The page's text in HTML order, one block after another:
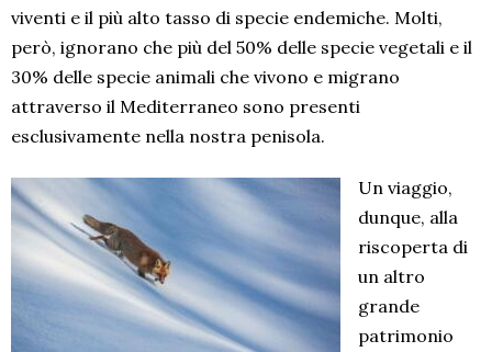
viventi e il più alto tasso di specie endemiche. Molti,
però, ignorano che più del 50% delle specie vegetali e il
30% delle specie animali che vivono e migrano
attraverso il Mediterraneo sono presenti
esclusivamente nella nostra penisola.
Un viaggio,
dunque, alla
riscoperta di
un altro
grande
patrimonio